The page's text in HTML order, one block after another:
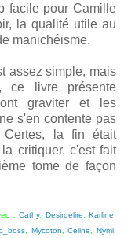
facile pour Camille
la qualité utile au
manichéisme.
assez simple, mais
ce livre présente
graviter et les
s'en contente pas
Certes, la fin était
critiquer, c'est fait
tome de façon
: Cathy, Desirdelire Karline
Mycoton ,Celine ,Nymi